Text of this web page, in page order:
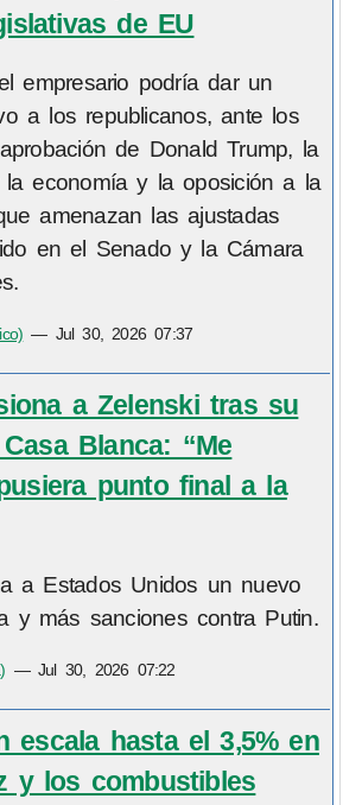
de EU
empresario podría dar un
a los republicanos, ante los
de Donald Trump, la
la economía y la oposición a la
amenazan las ajustadas
en el Senado y la Cámara
— Jul 30, 2026 07:37
a Zelenski tras su
Blanca: “Me
punto final a la
a Estados Unidos un nuevo
y más sanciones contra Putin.
—Jul 30, 2026 07:22
escala hasta el 3,5% en
y los combustibles